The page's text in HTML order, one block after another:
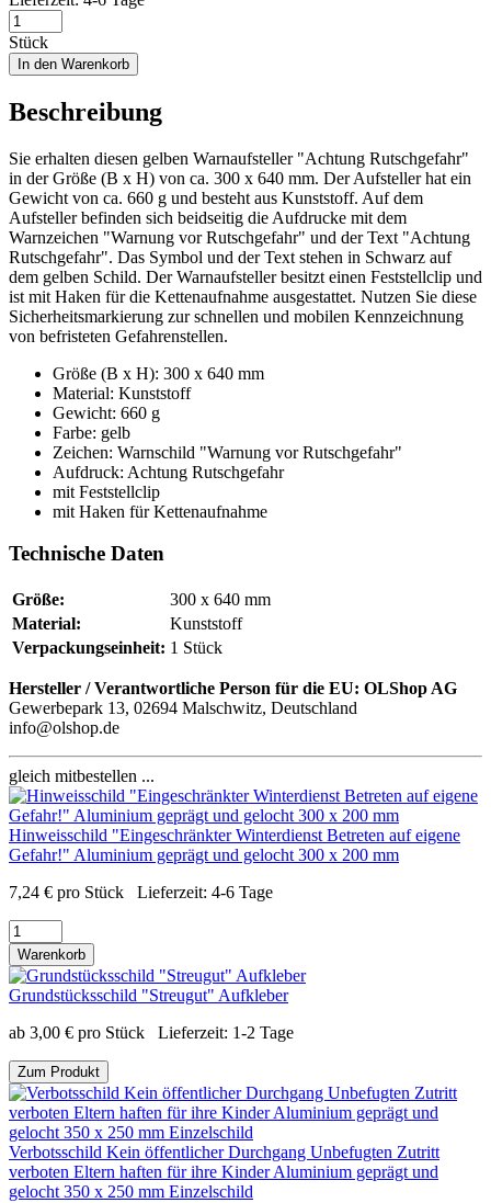
Stück
In den Warenkorb
Beschreibung
Sie erhalten diesen gelben Warnaufsteller "Achtung Rutschgefahr"
in der Größe (B x H) von ca. 300 x 640 mm. Der Aufsteller hat ein
Gewicht von ca. 660 g und besteht aus Kunststoff. Auf dem
Aufsteller befinden sich beidseitig die Aufdrucke mit dem
Warnzeichen "Warnung vor Rutschgefahr" und der Text "Achtung
Rutschgefahr". Das Symbol und der Text stehen in Schwarz auf
dem gelben Schild. Der Warnaufsteller besitzt einen Feststellclip und
ist mit Haken für die Kettenaufnahme ausgestattet. Nutzen Sie diese
Sicherheitsmarkierung zur schnellen und mobilen Kennzeichnung
von befristeten Gefahrenstellen.
Größe (B x H): 300 x 640 mm
Material: Kunststoff
Gewicht: 660 g
Farbe: gelb
Zeichen: Warnschild "Warnung vor Rutschgefahr"
Aufdruck: Achtung Rutschgefahr
mit Feststellclip
mit Haken für Kettenaufnahme
Technische Daten
Größe:
300 x 640 mm
Material:
Kunststoff
Verpackungseinheit: 1 Stück
Hersteller / Verantwortliche Person für die EU: OLShop AG
Gewerbepark 13, 02694 Malschwitz, Deutschland
info@olshop.de
gleich mitbestellen ...
Hinweisschild "Eingeschränkter Winterdienst Betreten auf eigene
Gefahr!" Aluminium geprägt und gelocht 300 x 200 mm
7,24 € pro Stück Lieferzeit: 4-6 Tage
Warenkorb
Grundstücksschild "Streugut" Aufkleber
ab 3,00 € pro Stück Lieferzeit: 1-2 Tage
Zum Produkt
Verbotsschild Kein öffentlicher Durchgang Unbefugten Zutritt
verboten Eltern haften für ihre Kinder Aluminium geprägt und
gelocht 350 x 250 mm Einzelschild